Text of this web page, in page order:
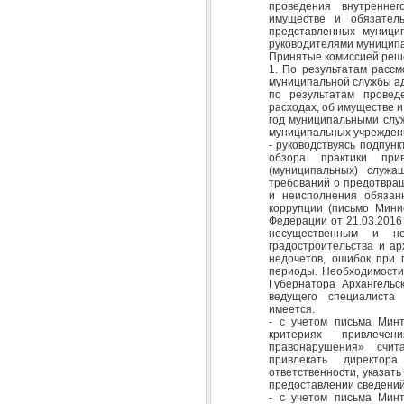
проведения
имуществе и
представленных
руководителями
Принятые комиссией
1. По результатам
муниципальной службы
по результатам
расходах, об имуществе
год муниципальными
муниципальных
- руководствуясь
обзора практики
(муниципальных)
требований о
и неисполнения
коррупции (письмо
Федерации от
несущественным и
градостроительства и
недочетов, ошибок при
периоды.
Губернатора
ведущего
имеется.
- с учетом письма
критериях
правонарушения»
привлекать
ответственности,
предоставлении
- с учетом письма